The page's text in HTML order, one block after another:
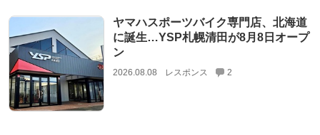
ヤマハスポーツバイク専門店、北海道
に誕生…YSP札幌清田が8月8日オープ
ン
2026.08.08 レスポンス 2